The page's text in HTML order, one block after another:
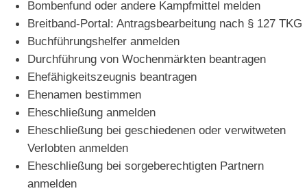
Bombenfund oder andere Kampfmittel melden
Breitband-Portal: Antragsbearbeitung nach § 127 TKG
Buchführungshelfer anmelden
Durchführung von Wochenmärkten beantragen
Ehefähigkeitszeugnis beantragen
Ehenamen bestimmen
Eheschließung anmelden
Eheschließung bei geschiedenen oder verwitweten
Verlobten anmelden
Eheschließung bei sorgeberechtigten Partnern
anmelden